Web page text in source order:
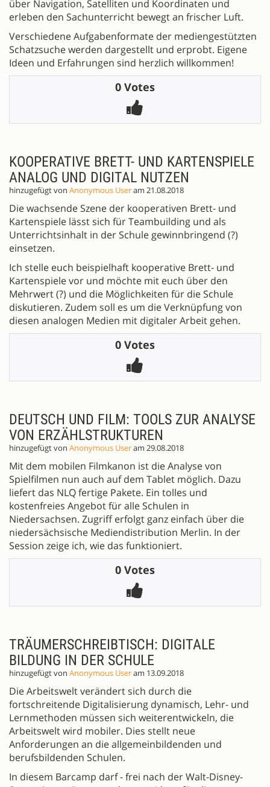
über Navigation, Satelliten und Koordinaten und
erleben den Sachunterricht bewegt an frischer Luft.
Verschiedene Aufgabenformate der mediengestützten
Schatzsuche werden dargestellt und erprobt. Eigene
Ideen und Erfahrungen sind herzlich willkommen!
0 Votes
KOOPERATIVE BRETT- UND KARTENSPIELE
ANALOG UND DIGITAL NUTZEN
hinzugefügt von Anonymous Useram 21.08.2018
Die wachsende Szene der kooperativen Brett- und
Kartenspiele lässt sich für Teambuilding und als
Unterrichtsinhalt in der Schule gewinnbringend (?)
einsetzen.
Ich stelle euch beispielhaft kooperative Brett- und
Kartenspiele vor und möchte mit euch über den
Mehrwert (?) und die Möglichkeiten für die Schule
diskutieren. Zudem soll es um die Verknüpfung von
diesen analogen Medien mit digitaler Arbeit gehen.
0 Votes
DEUTSCH UND FILM: TOOLS ZUR ANALYSE
VON ERZÄHLSTRUKTUREN
hinzugefügt von Anonymous Useram 29.08.2018
Mit dem mobilen Filmkanon ist die Analyse von
Spielfilmen nun auch auf dem Tablet möglich. Dazu
liefert das NLQ fertige Pakete. Ein tolles und
kostenfreies Angebot für alle Schulen in
Niedersachsen. Zugriff erfolgt ganz einfach über die
niedersächsische Mediendistribution Merlin. In der
Session zeige ich, wie das funktioniert.
0 Votes
TRÄUMERSCHREIBTISCH: DIGITALE
BILDUNG IN DER SCHULE
hinzugefügt von Anonymous Useram 13.09.2018
Die Arbeitswelt verändert sich durch die
fortschreitende Digitalisierung dynamisch, Lehr- und
Lernmethoden müssen sich weiterentwickeln, die
Arbeitswelt wird mobiler. Dies stellt neue
Anforderungen an die allgemeinbildenden und
berufsbildenden Schulen.
In diesem Barcamp darf - frei nach der Walt-Disney-